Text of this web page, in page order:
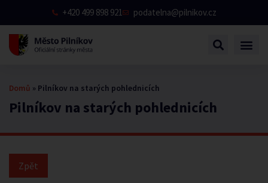
+420 499 898 921 podatelna@pilnikov.cz
Pilníkov na starých pohlednicích
Domů » Pilníkov na starých pohlednicích